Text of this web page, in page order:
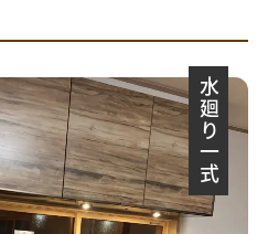
水廻り一式